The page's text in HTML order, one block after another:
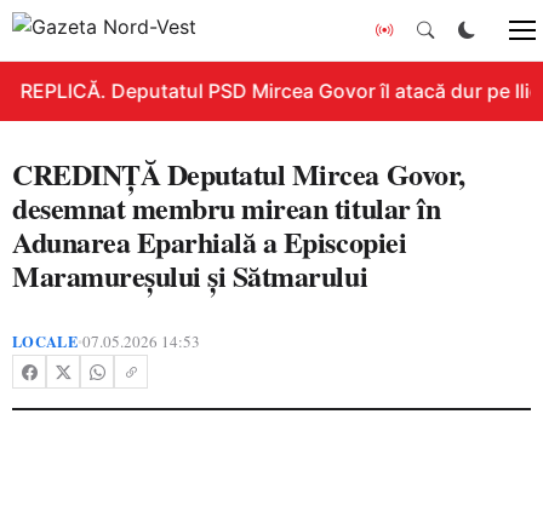
REPLICĂ. Deputatul PSD Mircea Govor îl atacă dur pe
CREDINȚĂ Deputatul Mircea Govor,
desemnat membru mirean titular în
Adunarea Eparhială a Episcopiei
Maramureșului și Sătmarului
LOCALE•07.05.2026 14:53